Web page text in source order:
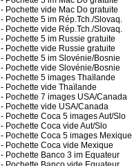
- Pochette vide Mac Do gratuite
- Pochette 5 im Rép.Tch./Slovaq.
- Pochette vide Rép.Tch./Slovaq.
- Pochette 5 im Russie gratuite
- Pochette vide Russie gratuite
- Pochette 5 im Slovénie/Bosnie
- Pochette vide Slovénie/Bosnie
- Pochette 5 images Thaïlande
- Pochette vide Thaïlande
- Pochette 7 images USA/Canada
- Pochette vide USA/Canada
- Pochette Coca 5 images Aut/Slo
- Pochette Coca vide Aut/Slo
- Pochette Coca 5 images Mexique
- Pochette Coca vide Mexique
- Pochette Banco 3 im Equateur